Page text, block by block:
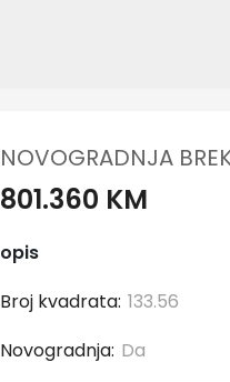
NOVOGRADNJA
801.360 KM
opis
Broj kvadrata: 133.56
Novogradnja:
Da